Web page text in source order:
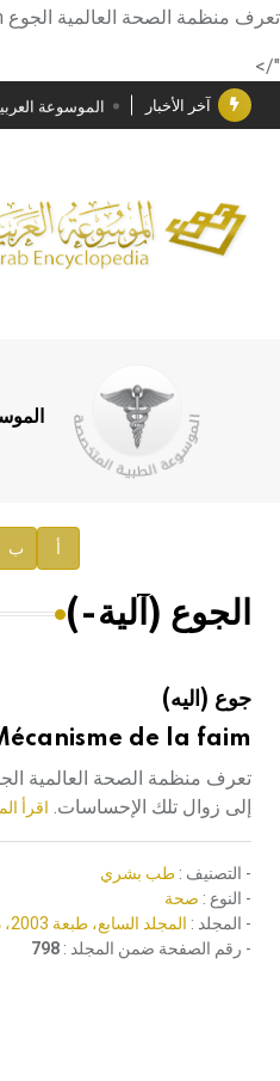
تعرف منظمة الصحة العالمية الجوع
"/>
آخر الأخبار
دار الفكر
الموسوعة
جائزة مجمع
الأستاذ إياد
السيد محمد
توصيات مجلس
صدور المجلد
إعلان..
هيئة الموسوعة
أ ب
الجوع (آلية-)
جوع (اليه)
de la faim
إلى زوال تلك الإحساسات. اقرأ
- التصنيف : طب بشري
- النوع : صحة
- المجلد : المجلد السابع، طبعة 2003، دمشق
- رقم الصفحة ضمن المجلد : 798